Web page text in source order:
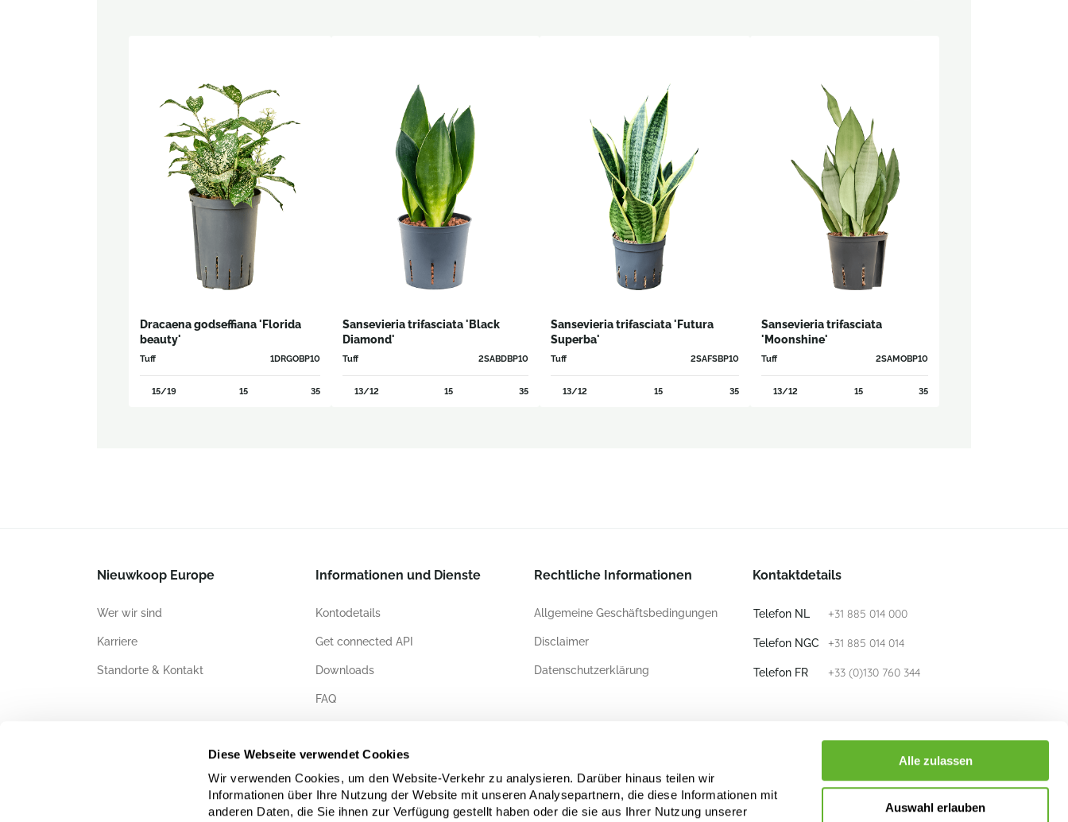
Diese Webseite verwendet Cookies
Wir verwenden Cookies, um den Website-Verkehr zu analysieren. Darüber hinaus teilen wir
Informationen über Ihre Nutzung der Website mit unseren Analysepartnern, die diese Informationen mit
anderen Daten, die Sie ihnen zur Verfügung gestellt haben oder die sie aus Ihrer Nutzung unserer
Alle zulassen
Auswahl erlauben
Dracaena godseffiana 'Florida
beauty'
Tuff 1DRGOBP10
15/19 15 35
Sansevieria trifasciata 'Black
Diamond'
Tuff 2SABDBP10
13/12 15 35
Sansevieria trifasciata 'Futura
Superba'
Tuff 2SAFSBP10
13/12 15 35
Sansevieria trifasciata
'Moonshine'
Tuff 2SAMOBP10
13/12 15 35
Nieuwkoop Europe
Wer wir sind
Karriere
Standorte & Kontakt
Informationen und Dienste
Kontodetails
Get connected API
Downloads
FAQ
Rechtliche Informationen
Allgemeine Geschäftsbedingungen
Disclaimer
Datenschutzerklärung
Kontaktdetails
Telefon NL +31 885 014 000
Telefon NGC +31 885 014 014
Telefon FR +33 (0)130 760 344
info@nieuwkoop-europe.com
Folge uns